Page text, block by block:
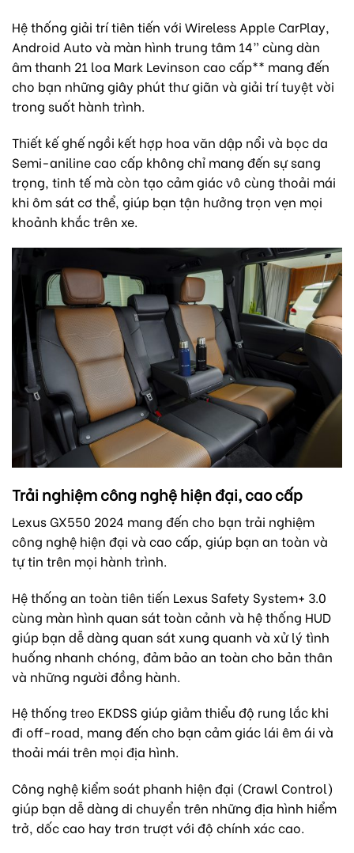
Hệ thống giải trí tiên tiến với Wireless Apple CarPlay,
Android Auto và màn hình trung tâm 14” cùng dàn
âm thanh 21 loa Mark Levinson cao cấp** mang đến
cho bạn những giây phút thư giãn và giải trí tuyệt vời
trong suốt hành trình.
Thiết kế ghế ngồi kết hợp hoa văn dập nổi và bọc da
Semi-aniline cao cấp không chỉ mang đến sự sang
trọng, tinh tế mà còn tạo cảm giác vô cùng thoải mái
khi ôm sát cơ thể, giúp bạn tận hưởng trọn vẹn mọi
khoảnh khắc trên xe.
Trải nghiệm công nghệ hiện đại, cao cấp
Lexus GX550 2024 mang đến cho bạn trải nghiệm
công nghệ hiện đại và cao cấp, giúp bạn an toàn và
tự tin trên mọi hành trình.
Hệ thống an toàn tiên tiến Lexus Safety System+ 3.0
cùng màn hình quan sát toàn cảnh và hệ thống HUD
giúp bạn dễ dàng quan sát xung quanh và xử lý tình
huống nhanh chóng, đảm bảo an toàn cho bản thân
và những người đồng hành.
Hệ thống treo EKDSS giúp giảm thiểu độ rung lắc khi
đi off-road, mang đến cho bạn cảm giác lái êm ái và
thoải mái trên mọi địa hình.
Công nghệ kiểm soát phanh hiện đại (Crawl Control)
giúp bạn dễ dàng di chuyển trên những địa hình hiểm
trở, dốc cao hay trơn trượt với độ chính xác cao.